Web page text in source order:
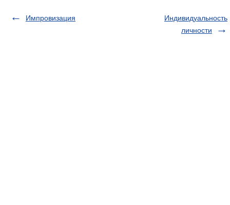
Импровизация
Индивидуальность
личности